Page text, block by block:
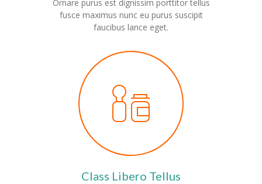
Ornare purus est dignissim porttitor tellus
fusce maximus nunc eu purus suscipit
faucibus lance eget.
Class Libero Tellus